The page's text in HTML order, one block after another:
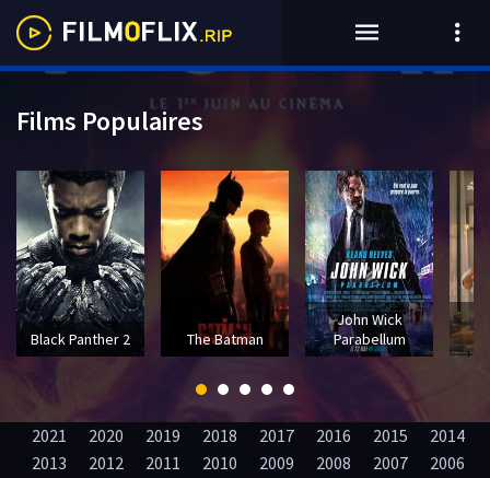
2021 2020 2019 2018 2017 2016 2015
2014
2013
2012 2011 2010 2009 2008 2007
2006
Films Populaires
Black Panther 2 The Batman
John Wick
Parabellum